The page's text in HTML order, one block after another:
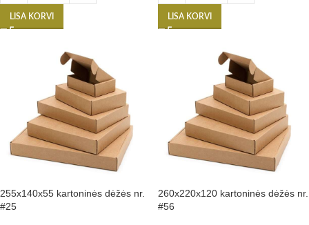
LISA KORVI LISA KORVI
255x140x55 kartoninės dėžės nr.
#25
260x220x120 kartoninės dėžės nr.
#56